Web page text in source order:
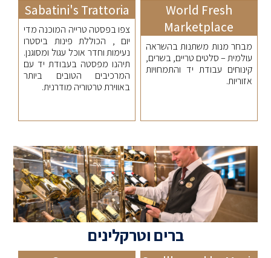
World Fresh
Marketplace
מבחר מנות משתנות בהשראה
עולמית – סלטים טריים, בשרים,
קינוחים עבודת יד והתמחויות
אזוריות.
Sabatini's Trattoria
צפו בפסטה טרייה המוכנה מדי
יום , הכוללת פינות ביסטרו
נעימות וחדר אוכל עגול ומסוגנן.
תיהנו מפסטה בעבודת יד עם
המרכיבים הטובים ביותר
באווירת טרטוריה מודרנית.
ברים וטרקלינים